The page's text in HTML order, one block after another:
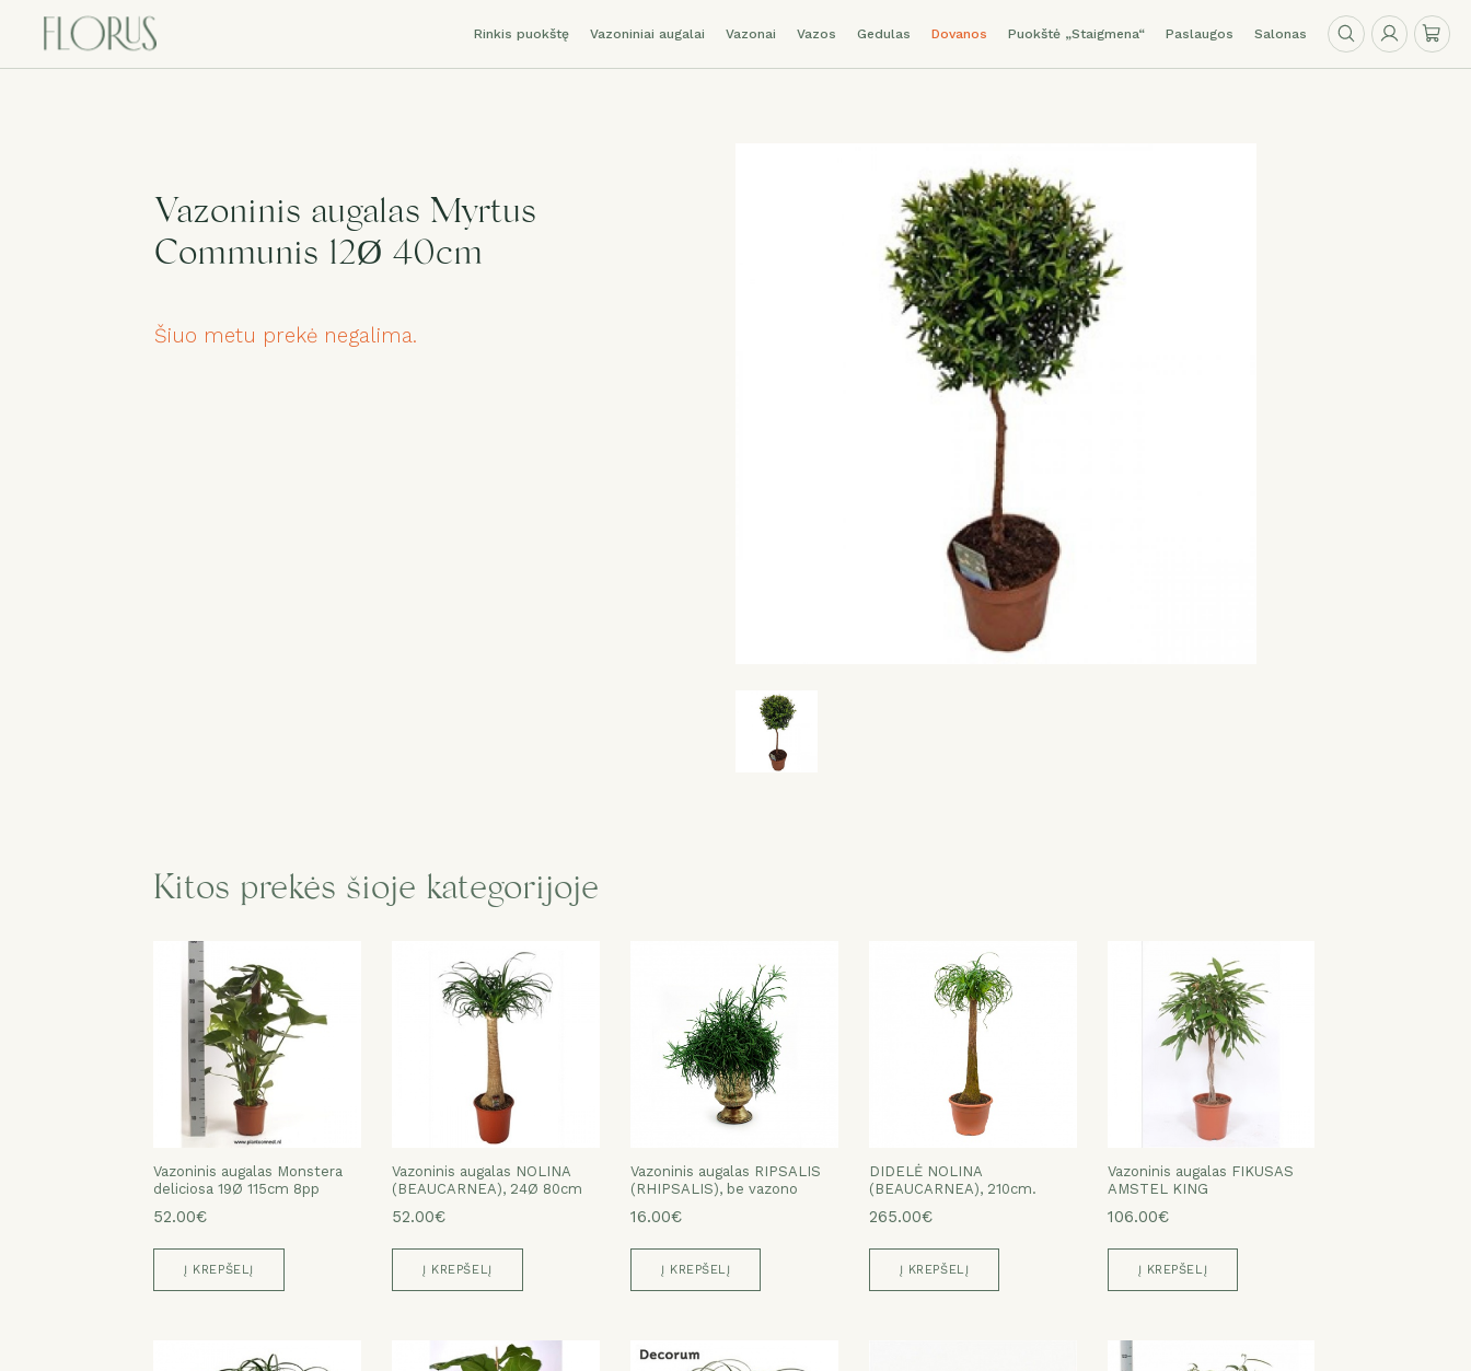
Rinkis puokštę Vazoniniai augalai Vazonai Vazos Gedulas Dovanos Puokštė „Staigmena“ Paslaugos Salonas
Vazoninis augalas Myrtus
Communis 12Ø 40cm
Šiuo metu prekė negalima.
Kitos prekės šioje kategorijoje
Vazoninis augalas Monstera
deliciosa 19Ø 115cm 8pp
52.00€
Į KREPŠELĮ
Vazoninis augalas NOLINA
(BEAUCARNEA), 24Ø 80cm
52.00€
Į KREPŠELĮ
Vazoninis augalas RIPSALIS
(RHIPSALIS), be vazono
16.00€
Į KREPŠELĮ
DIDELĖ NOLINA
(BEAUCARNEA), 210cm.
265.00€
Į KREPŠELĮ
Vazoninis augalas FIKUSAS
AMSTEL KING
106.00€
Į KREPŠELĮ